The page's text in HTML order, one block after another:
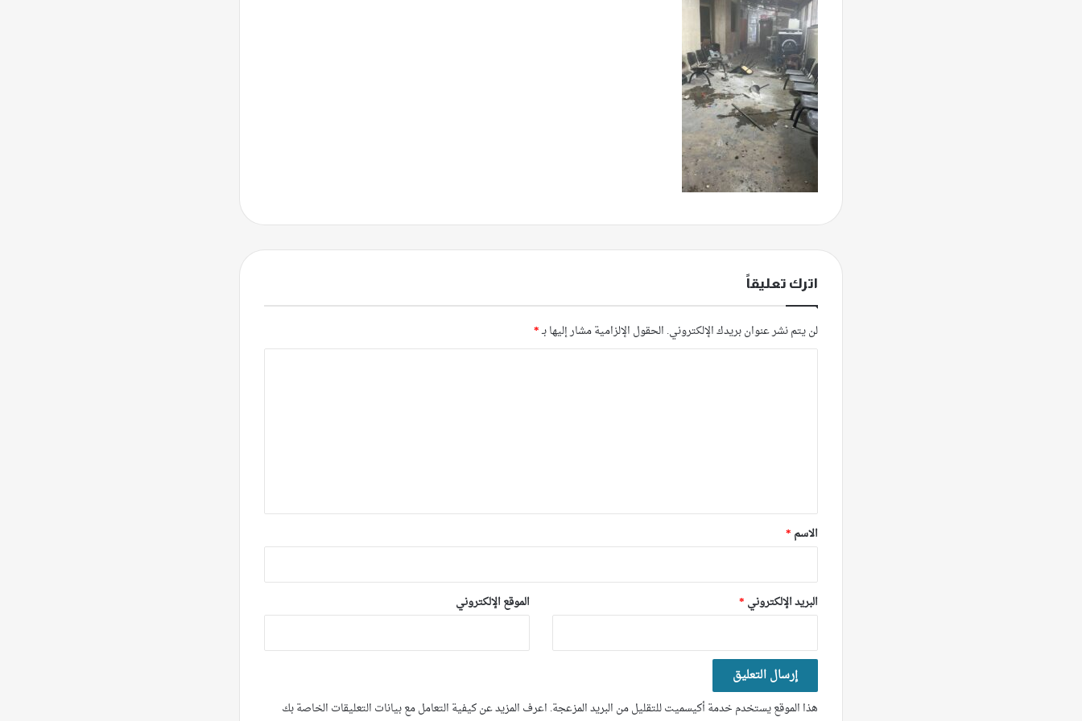
اترك تعليقاً
لن يتم نشر عنوان بريدك الإلكتروني. الحقول الإلزامية مشار إليها بـ*
*
الاسم *
البريد الإلكتروني * الموقع الإلكتروني
هذا الموقع يستخدم خدمة أكيسميت للتقليل من البريد المزعجة. اعرف المزيد عن كيفية التعامل مع بيانات التعليقات الخاصة بك